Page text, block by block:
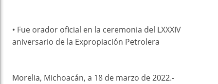
• Fue orador oficial en la ceremonia del LXXXIV
aniversario de la Expropiación Petrolera
Morelia, Michoacán, a 18 de marzo de 2022.-